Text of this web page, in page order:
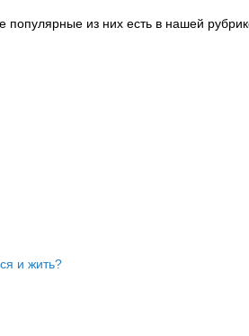
из них есть в нашей
и жить?